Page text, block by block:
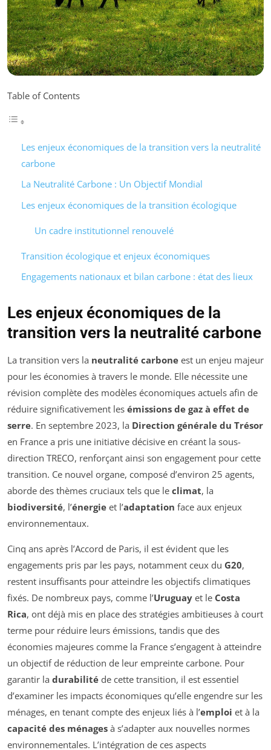
Table of Contents
Les enjeux économiques de la transition vers la neutralité
carbone
La Neutralité Carbone : Un Objectif Mondial
Les enjeux économiques de la transition écologique
Un cadre institutionnel renouvelé
Transition écologique et enjeux économiques
Engagements nationaux et bilan carbone : état des lieux
Les enjeux économiques de la
transition vers la neutralité carbone
La transition vers la neutralité carbone est un enjeu majeur
pour les économies à travers le monde. Elle nécessite une
révision complète des modèles économiques actuels afin de
réduire significativement les émissions de gaz à effet de
serre. En septembre 2023, la Direction générale du Trésor
en France a pris une initiative décisive en créant la sous-
direction TRECO, renforçant ainsi son engagement pour cette
transition. Ce nouvel organe, composé d’environ 25 agents,
aborde des thèmes cruciaux tels que le climat, la
biodiversité, l’énergie et l’adaptation face aux enjeux
environnementaux.
Cinq ans après l’Accord de Paris, il est évident que les
engagements pris par les pays, notamment ceux du G20,
restent insuffisants pour atteindre les objectifs climatiques
fixés. De nombreux pays, comme l’Uruguay et le Costa
Rica, ont déjà mis en place des stratégies ambitieuses à court
terme pour réduire leurs émissions, tandis que des
économies majeures comme la France s’engagent à atteindre
un objectif de réduction de leur empreinte carbone. Pour
garantir la durabilité de cette transition, il est essentiel
d’examiner les impacts économiques qu’elle engendre sur les
ménages, en tenant compte des enjeux liés à l’emploi et à la
capacité des ménages à s’adapter aux nouvelles normes
environnementales. L’intégration de ces aspects